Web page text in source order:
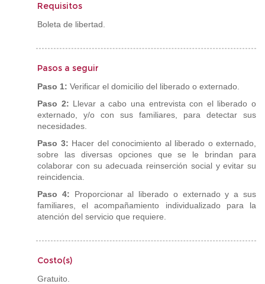
Requisitos
Boleta de libertad.
Pasos a seguir
Paso 1: Verificar el domicilio del liberado o externado.
Paso 2: Llevar a cabo una entrevista con el liberado o
externado, y/o con sus familiares, para detectar sus
necesidades.
Paso 3: Hacer del conocimiento al liberado o externado,
sobre las diversas opciones que se le brindan para
colaborar con su adecuada reinserción social y evitar su
reincidencia.
Paso 4: Proporcionar al liberado o externado y a sus
familiares, el acompañamiento individualizado para la
atención del servicio que requiere.
Costo(s)
Gratuito.